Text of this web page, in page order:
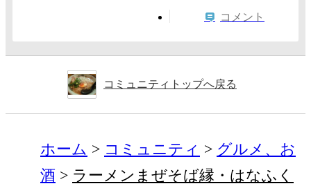
コメント
コミュニティトップへ戻る
ホーム コミュニティ
グルメ、お
酒
ラーメンまぜそば縁・はなふく